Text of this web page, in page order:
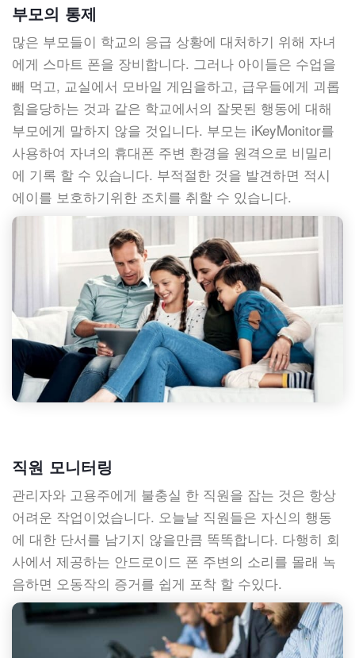
부모의 통제
많은 부모들이 학교의 응급 상황에 대처하기 위해 자녀
에게 스마트 폰을 장비합니다. 그러나 아이들은 수업을
빼 먹고, 교실에서 모바일 게임을하고, 급우들에게 괴롭
힘을당하는 것과 같은 학교에서의 잘못된 행동에 대해
부모에게 말하지 않을 것입니다. 부모는 iKeyMonitor를
사용하여 자녀의 휴대폰 주변 환경을 원격으로 비밀리
에 기록 할 수 있습니다. 부적절한 것을 발견하면 적시
에이를 보호하기위한 조치를 취할 수 있습니다.
직원 모니터링
관리자와 고용주에게 불충실 한 직원을 잡는 것은 항상
어려운 작업이었습니다. 오늘날 직원들은 자신의 행동
에 대한 단서를 남기지 않을만큼 똑똑합니다. 다행히 회
사에서 제공하는 안드로이드 폰 주변의 소리를 몰래 녹
음하면 오동작의 증거를 쉽게 포착 할 수있다.